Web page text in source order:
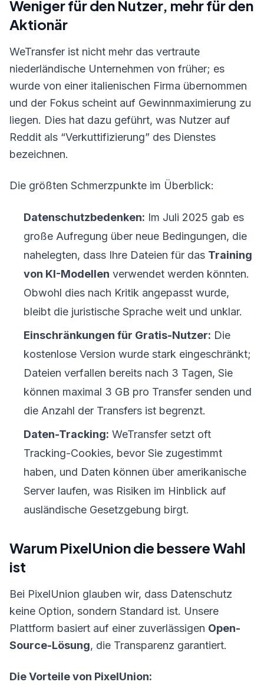
Weniger für den Nutzer, mehr für den
Aktionär
WeTransfer ist nicht mehr das vertraute
niederländische Unternehmen von früher; es
wurde von einer italienischen Firma übernommen
und der Fokus scheint auf Gewinnmaximierung zu
liegen. Dies hat dazu geführt, was Nutzer auf
Reddit als “Verkuttifizierung” des Dienstes
bezeichnen.
Die größten Schmerzpunkte im Überblick:
Datenschutzbedenken: Im Juli 2025 gab es
große Aufregung über neue Bedingungen, die
nahelegten, dass Ihre Dateien für das Training
von KI-Modellen verwendet werden könnten.
Obwohl dies nach Kritik angepasst wurde,
bleibt die juristische Sprache weit und unklar.
Einschränkungen für Gratis-Nutzer: Die
kostenlose Version wurde stark eingeschränkt;
Dateien verfallen bereits nach 3 Tagen, Sie
können maximal 3 GB pro Transfer senden und
die Anzahl der Transfers ist begrenzt.
Daten-Tracking: WeTransfer setzt oft
Tracking-Cookies, bevor Sie zugestimmt
haben, und Daten können über amerikanische
Server laufen, was Risiken im Hinblick auf
ausländische Gesetzgebung birgt.
Warum PixelUnion die bessere Wahl
ist
Bei PixelUnion glauben wir, dass Datenschutz
keine Option, sondern Standard ist. Unsere
Plattform basiert auf einer zuverlässigen Open-
Source-Lösung, die Transparenz garantiert.
Die Vorteile von PixelUnion: